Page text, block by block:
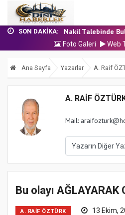
SON DAKIKA:
24 Temmuz 2026 -
7 Ağustos 2026 -
Nakil Talebinde
Aşçı Alımı (Kurum
24 Temmuz 2026 -
7 Ağustos 2026 -
Foto Galeri Web
Ana Sayfa Yazarlar A. Raif
A. RAIF
Mail:
Bu olayı AĞLAYARAK
A. RAIF ÖZTÜRK 13 Ekim,